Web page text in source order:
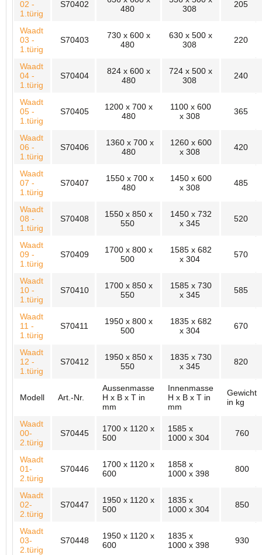
02 -
1.türig
S70402
480
308
205
Waadt
03 -
1.türig
S70403
730 x 600 x
480
630 x 500 x
308
220
Waadt
04 -
1.türig
S70404
824 x 600 x
480
724 x 500 x
308
240
Waadt
05 -
1.türig
S70405
1200 x 700 x
480
1100 x 600
x 308
365
Waadt
06 -
1.türig
S70406
1360 x 700 x
480
1260 x 600
x 308
420
Waadt
07 -
1.türig
S70407
1550 x 700 x
480
1450 x 600
x 308
485
Waadt
08 -
1.türig
S70408
1550 x 850 x
550
1450 x 732
x 345
520
Waadt
09 -
1.türig
S70409
1700 x 800 x
500
1585 x 682
x 304
570
Waadt
10 -
1.türig
S70410
1700 x 850 x
550
1585 x 730
x 345
585
Waadt
11 -
1.türig
S70411
1950 x 800 x
500
1835 x 682
x 304
670
Waadt
12 -
1.türig
S70412
1950 x 850 x
550
1835 x 730
x 345
820
Modell Art.-Nr.
Aussenmasse
H x B x T in
mm
Innenmasse
H x B x T in
mm
Gewicht
in kg
Waadt
00-
2.türig
S70445
1700 x 1120 x
500
1585 x
1000 x 304
760
Waadt
01-
2.türig
S70446
1700 x 1120 x
600
1858 x
1000 x 398
800
Waadt
02-
2.türig
S70447
1950 x 1120 x
500
1835 x
1000 x 304
850
Waadt
03-
2.türig
S70448
1950 x 1120 x
600
1835 x
1000 x 398
930